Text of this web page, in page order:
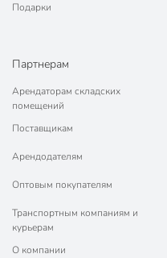
Подарки
Партнерам
Арендаторам складских
помещений
Поставщикам
Арендодателям
Оптовым покупателям
Транспортным компаниям и
курьерам
О компании